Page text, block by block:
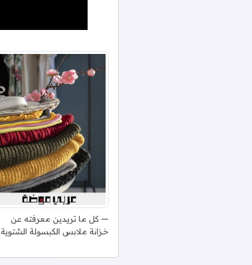
كل ما تريدين معرفته عن
خزانة ملابس الكبسولة الشتوية